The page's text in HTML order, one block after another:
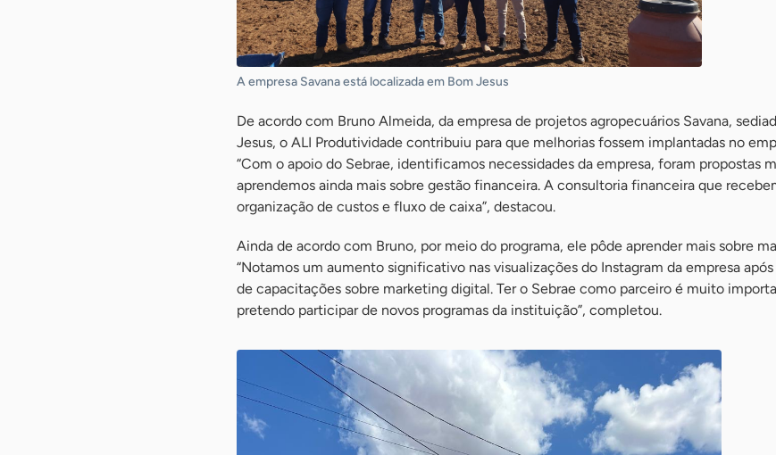
A empresa Savana está localizada em Bom Jesus
De acordo com Bruno Almeida, da empresa de projetos agropecuários Savana,
Jesus, o ALI Produtividade contribuiu para que melhorias fossem implantadas no
“Com o apoio do Sebrae, identificamos necessidades da empresa, foram propostas
aprendemos ainda mais sobre gestão financeira. A consultoria financeira que
organização de custos e fluxo de caixa”, destacou.
Ainda de acordo com Bruno, por meio do programa, ele pôde aprender mais sobre
“Notamos um aumento significativo nas visualizações do Instagram da empresa
de capacitações sobre marketing digital. Ter o Sebrae como parceiro é muito
pretendo participar de novos programas da instituição”, completou.